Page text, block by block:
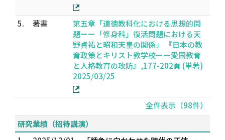
5. 著書
第五章「道徳教科化における思想的問
題ーー「修身科」復活問題における天
野貞祐と昭和天皇の関係」 『日本の教
育政策とキリスト教学校ーー愛国教育
と人格教育の攻防』,177-202頁 (単著)
2025/03/25
全件表示（98件）
研究業績（招待講演）